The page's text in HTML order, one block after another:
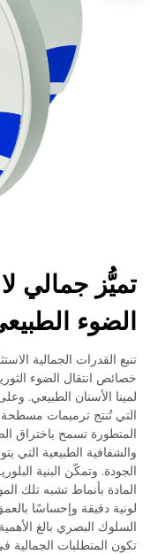
تميُّز جمالي
الضوء
تنبع القدرات الجمالية
خصائص انتقال الضوء
لمينا الأسنان الطبيعي.
التي تُنتج ترميمات
المتطورة تسمح باختراق
والشفافية الطبيعية التي
الجودة. وتمكّن البنية
المادة بأنماط تشبه تلك
لونية دقيقة وإحساسًا
السلوك البصري بالغ
تكون المتطلبات